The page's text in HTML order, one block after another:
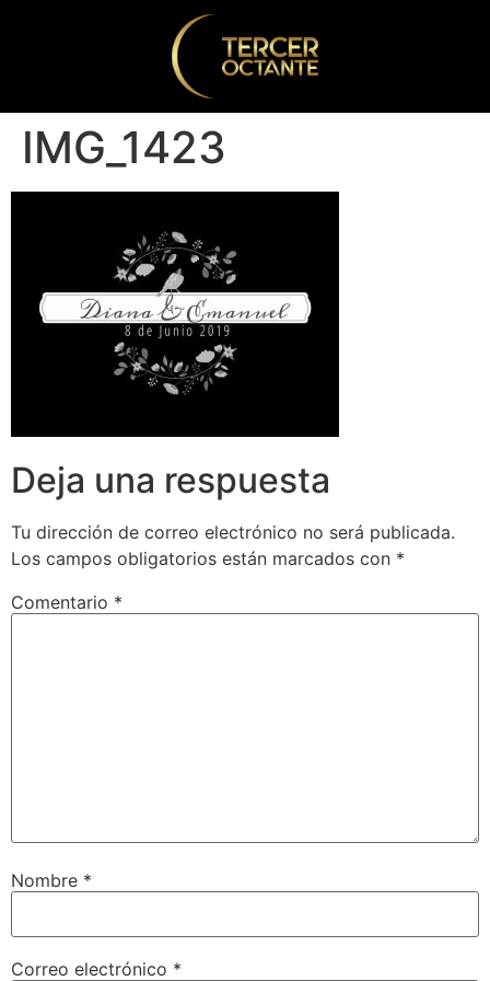
IMG_1423
Deja una respuesta
Tu dirección de correo electrónico no será publicada.
Los campos obligatorios están marcados con *
Comentario *
Nombre *
Correo electrónico *